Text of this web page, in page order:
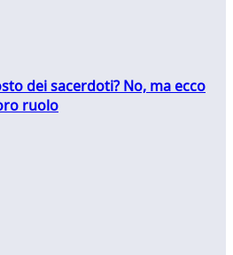
dei sacerdoti? No, ma ecco
ruolo